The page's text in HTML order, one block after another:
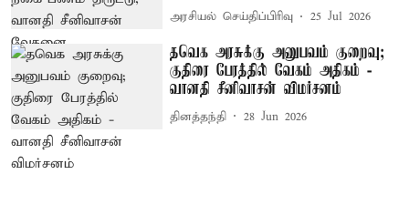
அரசியல் செய்திப்பிரிவு 25 Jul 2026
தவெக அரசுக்கு அனுபவம் குறைவு;
குதிரை பேரத்தில் வேகம் அதிகம் -
வானதி சீனிவாசன் விமர்சனம்
தினத்தந்தி 28 Jun 2026